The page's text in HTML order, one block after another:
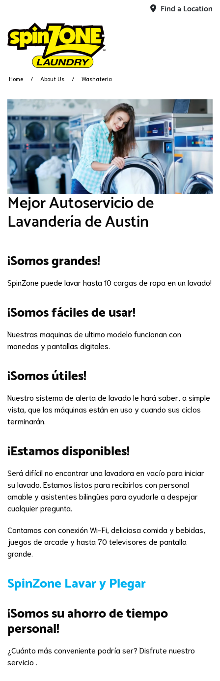
Find a Location
Home About Us Washateria
Mejor Autoservicio de
Lavandería de Austin
¡Somos grandes!
SpinZone puede lavar hasta 10 cargas de ropa en un lavado!
¡Somos fáciles de usar!
Nuestras maquinas de ultimo modelo funcionan con
monedas y pantallas digitales.
¡Somos útiles!
Nuestro sistema de alerta de lavado le hará saber, a simple
vista, que las máquinas están en uso y cuando sus ciclos
terminarán.
¡Estamos disponibles!
Será difícil no encontrar una lavadora en vacío para iniciar
su lavado. Estamos listos para recibirlos con personal
amable y asistentes bilingües para ayudarle a despejar
cualquier pregunta.
Contamos con conexión Wi-Fi, deliciosa comida y bebidas,
juegos de arcade y hasta 70 televisores de pantalla
grande.
SpinZone Lavar y Plegar
¡Somos su ahorro de tiempo
personal!
¿Cuánto más conveniente podría ser? Disfrute nuestro
servicio .